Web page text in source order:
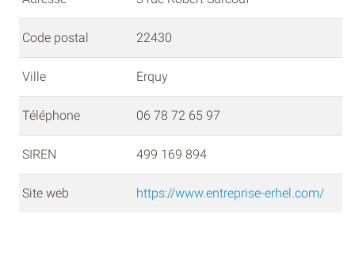
Code postal 22430
Ville Erquy
Téléphone 06 78 72 65 97
SIREN 499 169 894
Site web https://www.entreprise-erhel.com/